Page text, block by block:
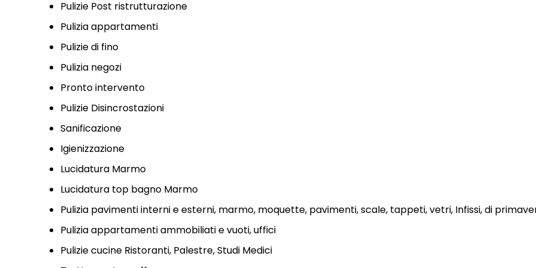
Pulizie Post ristrutturazione
Pulizia appartamenti
Pulizie di fino
Pulizia negozi
Pronto intervento
Pulizie Disincrostazioni
Sanificazione
Igienizzazione
Lucidatura Marmo
Lucidatura top bagno Marmo
Pulizia pavimenti interni e esterni, marmo, moquette, pavimenti, scale, tappeti, vetri, Infissi, di
Pulizia appartamenti ammobiliati e vuoti, uffici
Pulizie cucine Ristoranti, Palestre, Studi Medici